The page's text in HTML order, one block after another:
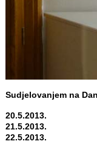
Sudjelovanjem na